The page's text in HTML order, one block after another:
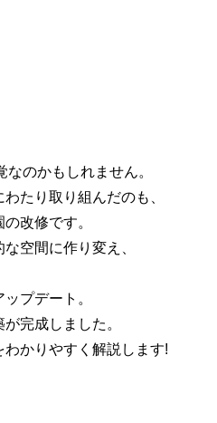
のかもしれません。
たり取り組んだのも、
改修です。
空間に作り変え、
プデート。
完成しました。
かりやすく解説します!